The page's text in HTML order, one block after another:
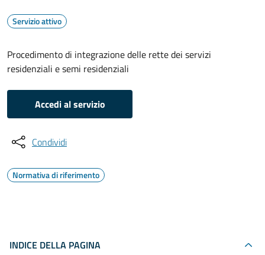
Servizio attivo
Procedimento di integrazione delle rette dei servizi
residenziali e semi residenziali
Accedi al servizio
Condividi
Normativa di riferimento
INDICE DELLA PAGINA